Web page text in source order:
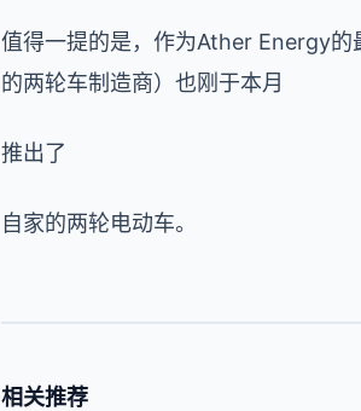
值得一提的是，作为Ather Energy的
的两轮车制造商）也刚于本月
推出了
自家的两轮电动车。
相关推荐